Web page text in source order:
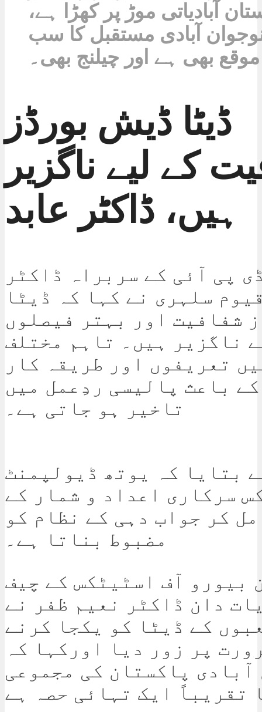
آبادیاتی موڑ پر کھڑا ہے،
آبادی مستقبل کا سب
بھی ہے اور چیلنج بھی۔
ڈیٹا ڈیش بورڈز
کے لیے ناگزیر
ہیں، ڈاکٹر عابد
پی آئی کے سربراہ ڈاکٹر
سلہری نے کہا کہ ڈیٹا
شفافیت اور بہتر فیصلوں
ناگزیر ہیں۔ تاہم مختلف
تعریفوں اور طریقہ کار
باعث پالیسی ردِعمل میں
تاخیر ہو جاتی ہے۔
بتایا کہ یوتھ ڈیولپمنٹ
سرکاری اعداد و شمار کے
کر جواب دہی کے نظام کو
مضبوط بناتا ہے۔
بیورو آف اسٹیٹکس کے چیف
دان ڈاکٹر نعیم ظفر نے
کے ڈیٹا کو یکجا کرنے
پر زور دیا اورکہا کہ
آبادی پاکستان کی مجموعی